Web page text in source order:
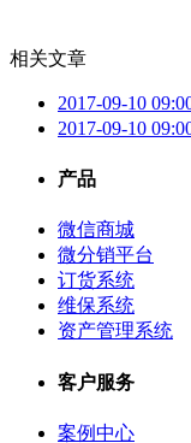
相关文章
2017-09-10
2017-09-10
产品
微信商城
微分销平台
订货系统
维保系统
资产管理系统
客户服务
案例中心